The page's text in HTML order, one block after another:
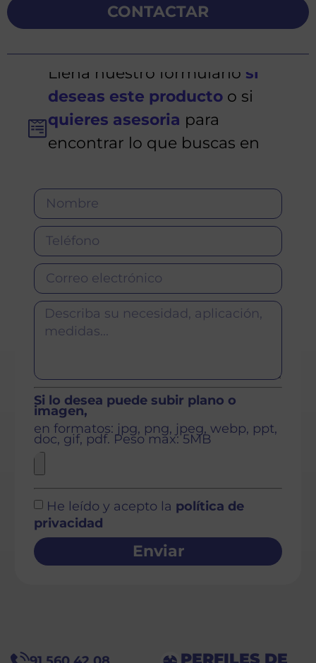
CONTACTAR
Llena nuestro formulario si
deseas este producto o si
quieres asesoria para
encontrar lo que buscas en
Si lo desea puede subir plano o
imagen,
en formatos: jpg, png, jpeg, webp, ppt,
doc, gif, pdf. Peso max: 5MB
He leído y acepto la política de
privacidad
Enviar
PERFILES DE